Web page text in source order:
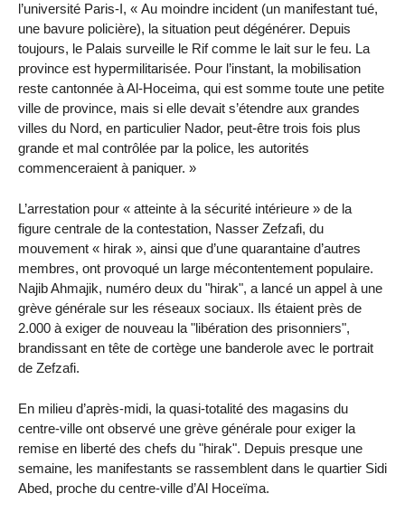
l’université Paris-I, « Au moindre incident (un manifestant tué,
une bavure policière), la situation peut dégénérer. Depuis
toujours, le Palais surveille le Rif comme le lait sur le feu. La
province est hypermilitarisée. Pour l’instant, la mobilisation
reste cantonnée à Al-Hoceima, qui est somme toute une petite
ville de province, mais si elle devait s’étendre aux grandes
villes du Nord, en particulier Nador, peut-être trois fois plus
grande et mal contrôlée par la police, les autorités
commenceraient à paniquer. »
L’arrestation pour « atteinte à la sécurité intérieure » de la
figure centrale de la contestation, Nasser Zefzafi, du
mouvement « hirak », ainsi que d’une quarantaine d’autres
membres, ont provoqué un large mécontentement populaire.
Najib Ahmajik, numéro deux du "hirak", a lancé un appel à une
grève générale sur les réseaux sociaux. Ils étaient près de
2.000 à exiger de nouveau la "libération des prisonniers",
brandissant en tête de cortège une banderole avec le portrait
de Zefzafi.
En milieu d’après-midi, la quasi-totalité des magasins du
centre-ville ont observé une grève générale pour exiger la
remise en liberté des chefs du "hirak". Depuis presque une
semaine, les manifestants se rassemblent dans le quartier Sidi
Abed, proche du centre-ville d’Al Hoceïma.